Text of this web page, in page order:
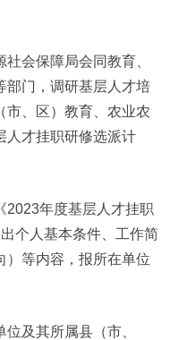
社会保障局会同教育、
部门，调研基层人才培
市、区）教育、农业农
人才挂职研修选派计
2023年度基层人才挂职
个人基本条件、工作简
）等内容，报所在单位
位及其所属县（市、